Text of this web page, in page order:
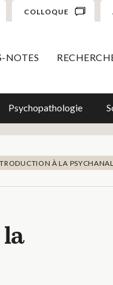
COLLOQUE
NOTES
Psychopathologie
À LA
la